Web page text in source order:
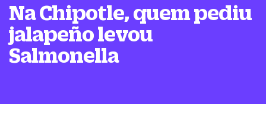
Na Chipotle, quem pediu
jalapeño levou
Salmonella